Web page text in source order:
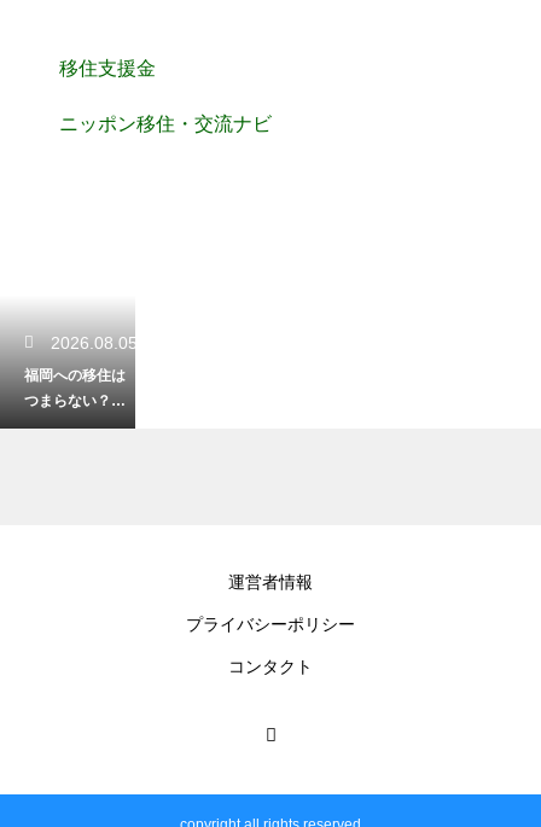
移住支援金
ニッポン移住・交流ナビ
2026.08.05
福岡への移住は
つまらない？街
の魅力と生活の
運営者情報
プライバシーポリシー
コンタクト